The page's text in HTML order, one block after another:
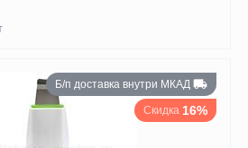
Б/п доставка внутри МКАД
Скидка 16%